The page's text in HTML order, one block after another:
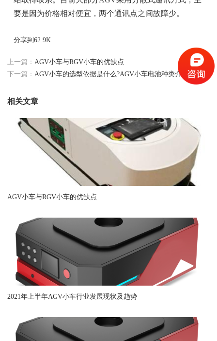
要是因为价格相对便宜，两个通讯点之间故障少。
分享到62.9K
上一篇： AGV小车与RGV小车的优缺点
下一篇： AGV小车的选型依据是什么?AGV小车电池种类介绍
相关文章
AGV小车与RGV小车的优缺点
2021年上半年AGV小车行业发展现状及趋势